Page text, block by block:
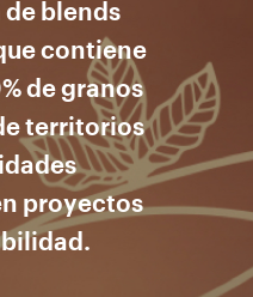
de blends
contiene
de granos
territorios
proyectos